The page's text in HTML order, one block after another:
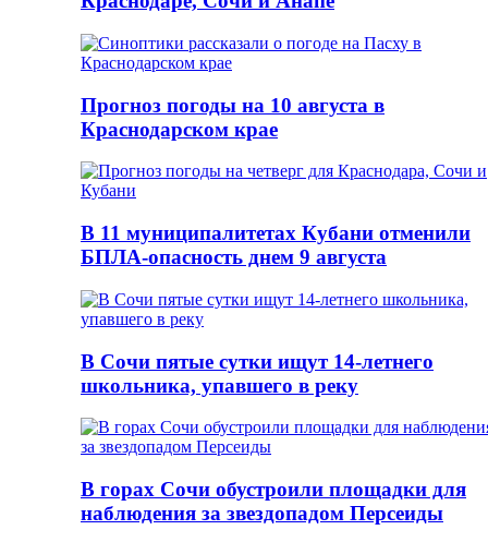
Прогноз погоды на 10 августа в
Краснодарском крае
В 11 муниципалитетах Кубани отменили
БПЛА-опасность днем 9 августа
В Сочи пятые сутки ищут 14-летнего
школьника, упавшего в реку
В горах Сочи обустроили площадки для
наблюдения за звездопадом Персеиды